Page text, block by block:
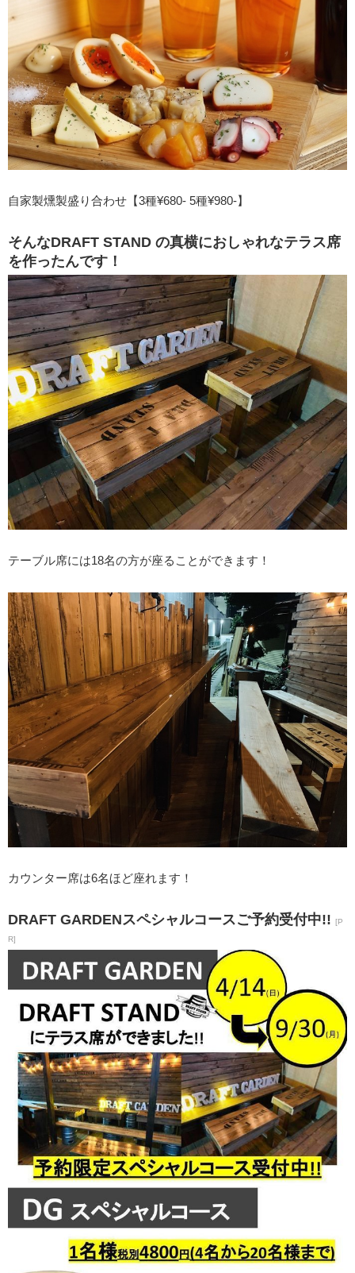
自家製燻製盛り合わせ【3種¥680- 5種¥980-】
そんなDRAFT STAND の真横におしゃれなテラス席
を作ったんです！
テーブル席には18名の方が座ることができます！
カウンター席は6名ほど座れます！
DRAFT GARDENスペシャルコースご予約受付中!! [P
R]